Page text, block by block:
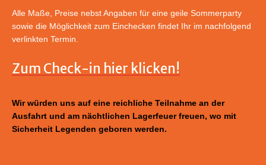
Alle Maße, Preise nebst Angaben für eine geile Sommerparty
sowie die Möglichkeit zum Einchecken findet Ihr im nachfolgend
verlinkten Termin.
Zum Check-in hier klicken!
Wir würden uns auf eine reichliche Teilnahme an der
Ausfahrt und am nächtlichen Lagerfeuer freuen, wo mit
Sicherheit Legenden geboren werden.